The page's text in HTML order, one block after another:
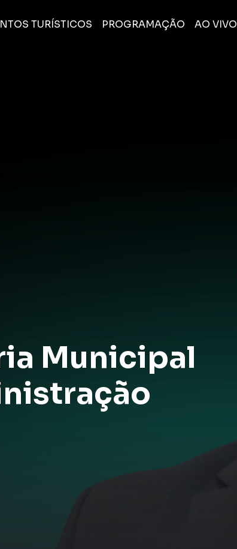
TURÍSTICOS PROGRAMAÇÃO AO VIVO
Municipal